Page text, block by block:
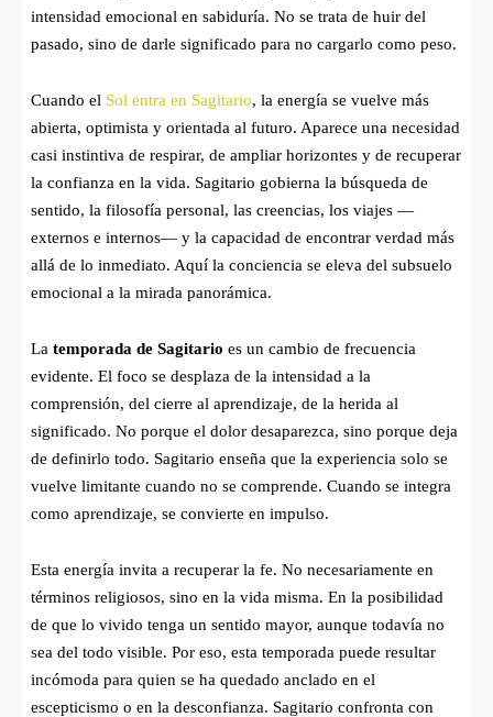
intensidad emocional en sabiduría. No se trata de huir del
pasado, sino de darle significado para no cargarlo como peso.
Cuando el Sol entra en Sagitario, la energía se vuelve más
abierta, optimista y orientada al futuro. Aparece una necesidad
casi instintiva de respirar, de ampliar horizontes y de recuperar
la confianza en la vida. Sagitario gobierna la búsqueda de
sentido, la filosofía personal, las creencias, los viajes —
externos e internos— y la capacidad de encontrar verdad más
allá de lo inmediato. Aquí la conciencia se eleva del subsuelo
emocional a la mirada panorámica.
La temporada de Sagitario es un cambio de frecuencia
evidente. El foco se desplaza de la intensidad a la
comprensión, del cierre al aprendizaje, de la herida al
significado. No porque el dolor desaparezca, sino porque deja
de definirlo todo. Sagitario enseña que la experiencia solo se
vuelve limitante cuando no se comprende. Cuando se integra
como aprendizaje, se convierte en impulso.
Esta energía invita a recuperar la fe. No necesariamente en
términos religiosos, sino en la vida misma. En la posibilidad
de que lo vivido tenga un sentido mayor, aunque todavía no
sea del todo visible. Por eso, esta temporada puede resultar
incómoda para quien se ha quedado anclado en el
escepticismo o en la desconfianza. Sagitario confronta con